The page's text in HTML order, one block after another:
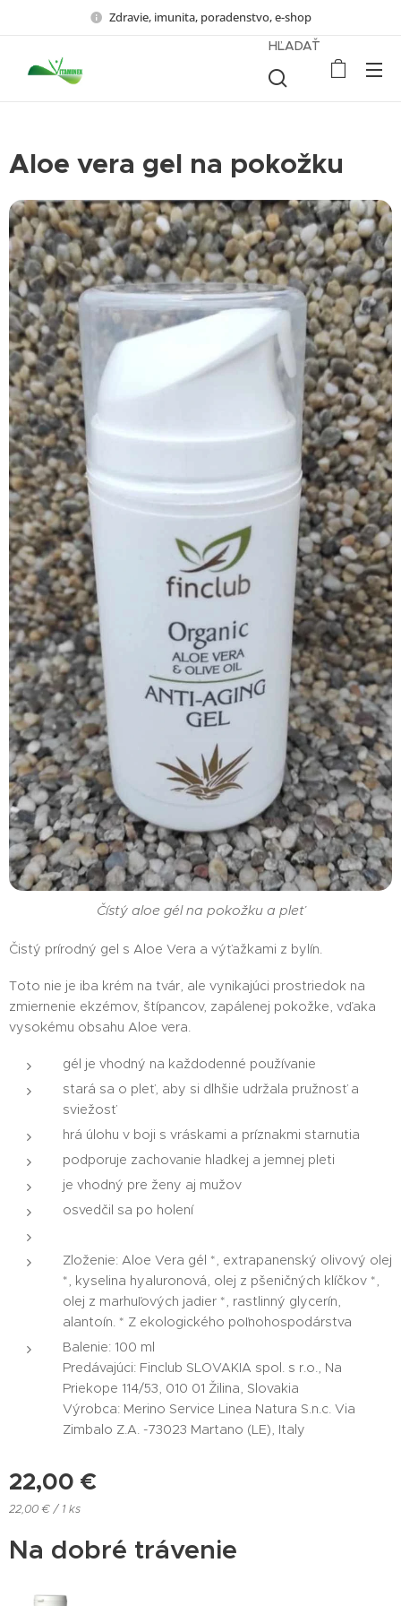
Zdravie, imunita, poradenstvo, e-shop
HĽADAŤ
Aloe vera gel na pokožku
Čístý aloe gél na pokožku a pleť
Čistý prírodný gel s Aloe Vera a výťažkami z bylín.
Toto nie je iba krém na tvár, ale vynikajúci prostriedok na
zmiernenie ekzémov, štípancov, zapálenej pokožke, vďaka
vysokému obsahu Aloe vera.
gél je vhodný na každodenné používanie
stará sa o pleť, aby si dlhšie udržala pružnosť a
sviežosť
hrá úlohu v boji s vráskami a príznakmi starnutia
podporuje zachovanie hladkej a jemnej pleti
je vhodný pre ženy aj mužov
osvedčil sa po holení
Zloženie: Aloe Vera gél *, extrapanenský olivový olej
*, kyselina hyaluronová, olej z pšeničných klíčkov *,
olej z marhuľových jadier *, rastlinný glycerín,
alantoín. * Z ekologického poľnohospodárstva
Balenie: 100 ml
Predávajúci: Finclub SLOVAKIA spol. s r.o., Na
Priekope 114/53, 010 01 Žilina, Slovakia
Výrobca: Merino Service Linea Natura S.n.c. Via
Zimbalo Z.A. -73023 Martano (LE), Italy
22,00 €
22,00 € / 1 ks
Na dobré trávenie